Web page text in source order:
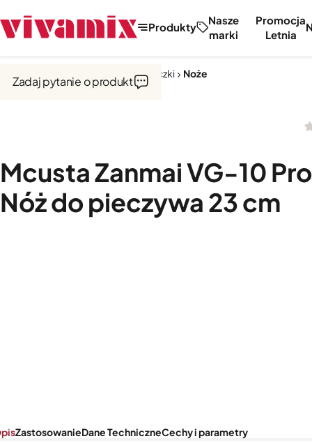
Produkty
Nasze
marki
Promocja
Letnia
Noże, tarki, obieraczki Noże
Mcusta Zanmai VG-10
Nóż do pieczywa 23 cm
Zadaj pytanie o produkt
ZastosowanieDane TechniczneCechy i parametry